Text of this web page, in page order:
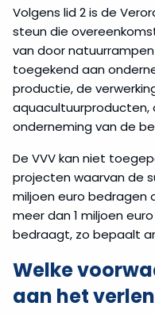
de
crisis
in
het
Midden-
Oosten
(METSAF)
staatssteun
De-
minimisregister
Formele
Volgens lid 2 is de
steun die
van door
toegekend aan
productie, de
onderneming van de
De VVV kan niet
projecten waarvan de
miljoen euro bedragen
meer dan 1 miljoen
bedraagt, zo bepaalt
Welke
aan het